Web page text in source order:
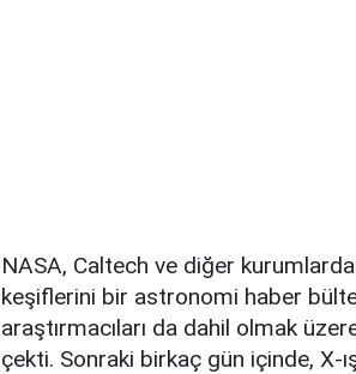
NASA, Caltech ve diğer
keşiflerini bir astronomi haber
araştırmacıları da dahil olmak
çekti. Sonraki birkaç gün içinde, X-